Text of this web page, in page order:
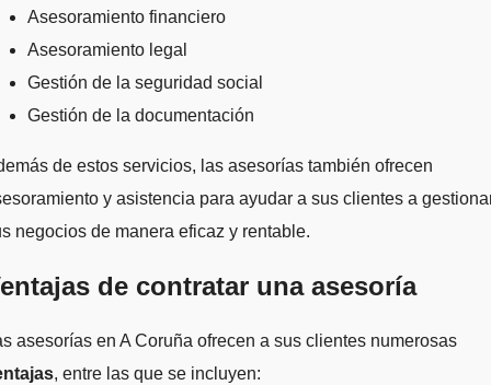
Asesoramiento financiero
Asesoramiento legal
Gestión de la seguridad social
Gestión de la documentación
de estos servicios, las asesorías también ofrecen
y asistencia para ayudar a sus clientes a
negocios de manera eficaz y rentable.
de contratar una asesoría
asesorías en A Coruña ofrecen a sus clientes numerosas
, entre las que se incluyen: